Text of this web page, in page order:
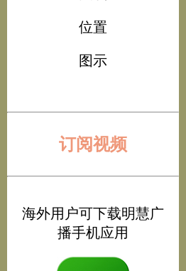
位置
图示
订阅视频
海外用户可下载明慧广
播手机应用